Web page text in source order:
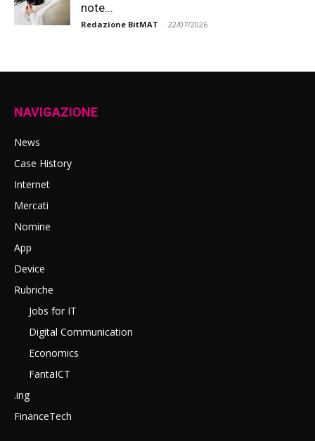
note...
Redazione BitMAT - 22/07/2026
NAVIGAZIONE
News
Case History
Internet
Mercati
Nomine
App
Device
Rubriche
Jobs for IT
Digital Communication
Economics
FantaICT
.ing
FinanceTech